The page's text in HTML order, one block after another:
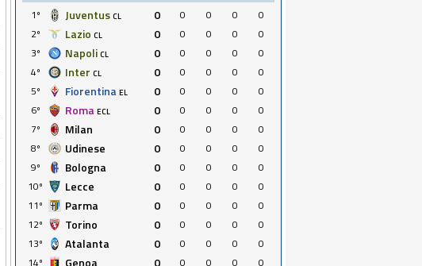
1º Juventus CL 0 0 0 0
0
2º
Lazio CL 0 0 0 0
0
3º
Napoli CL 0 0 0 0
0
4º
Inter CL 0 0 0 0
0
5º
Fiorentina EL 0 0 0 0
0
6º
Roma ECL 0 0 0 0
0
7º
Milan 0 0 0 0
0
8º
Udinese 0 0 0 0
0
9º
Bologna 0 0 0 0
0
10º
Lecce 0 0 0 0
0
11º
Parma 0 0 0 0
0
12º
Torino 0 0 0 0
0
13º
Atalanta 0 0 0 0
0
14º
Genoa 0 0 0 0 0